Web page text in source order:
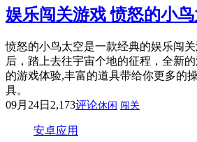
娱乐闯关游戏 愤怒的小
愤怒的小鸟太空是一款经典的娱乐闯
后，踏上去往宇宙个地的征程，全新
的游戏体验,丰富的道具带给你更多的
具。
09月24日 2,173评论休闲 闯关
安卓应用